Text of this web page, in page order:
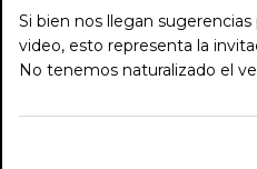
Si bien nos llegan
video, esto representa la
No tenemos naturalizado el